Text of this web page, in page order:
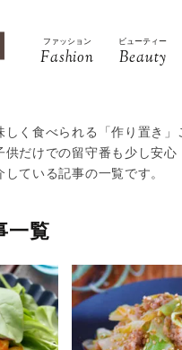
ファッション
Fashion
ビューティー
Beauty
しく食べられる「作り置き
だけでの留守番も少し安
ている記事の一覧です。
一覧